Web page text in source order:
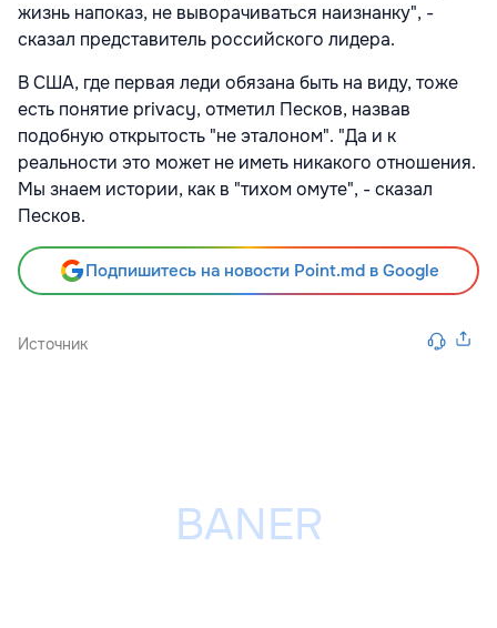
жизнь напоказ, не выворачиваться наизнанку", -
сказал представитель российского лидера.
В США, где первая леди обязана быть на виду, тоже
есть понятие privacy, отметил Песков, назвав
подобную открытость "не эталоном". "Да и к
реальности это может не иметь никакого отношения.
Мы знаем истории, как в "тихом омуте", - сказал
Песков.
Подпишитесь на новости Point.md в Google
Источник